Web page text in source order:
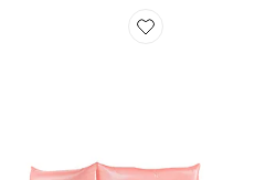
Favorite Fab Feet